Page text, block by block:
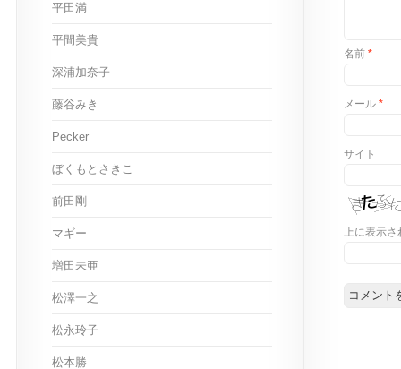
名前 *
メール *
サイト
上に表示
平田満
平間美貴
深浦加奈子
藤谷みき
Pecker
ぼくもとさきこ
前田剛
マギー
増田未亜
松澤一之
松永玲子
松本勝